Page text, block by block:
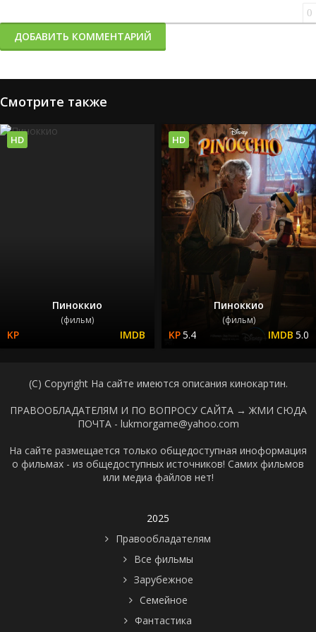
0
ДОБАВИТЬ КОММЕНТАРИЙ
Смотрите также
Пиноккио
(фильм)
HD
Пиноккио
(фильм)
5.4 5.0
HD
(C) Copyright На сайте имеются описания кинокартин.
ПРАВООБЛАДАТЕЛЯМ И ПО ВОПРОСУ САЙТА → ЖМИ СЮДА
ПОЧТА - lukmorgame@yahoo.com
На сайте размещается только общедоступная иноформация
о фильмах - из общедоступных источников! Самих фильмов
или медиа файлов нет!
2025
Правообладателям
Все фильмы
Зарубежное
Семейное
Фантастика